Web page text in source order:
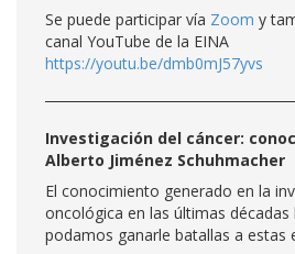
Se puede participar vía Zoom y
canal YouTube de la EINA
https://youtu.be/dmb0mJ57yvs
Investigación del cáncer:
Alberto Jiménez Schuhmacher
El conocimiento generado en la
oncológica en las últimas
podamos ganarle batallas a estas